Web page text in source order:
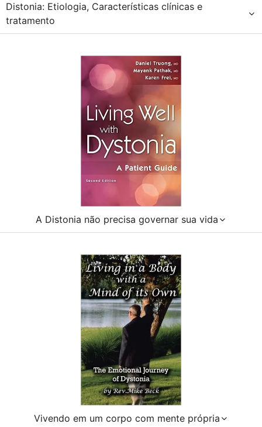
Distonia: Etiologia, Características clínicas e
tratamento
A Distonia não precisa governar sua vida
Vivendo em um corpo com mente própria